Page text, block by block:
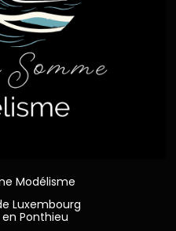
Modélisme
Luxembourg
Ponthieu